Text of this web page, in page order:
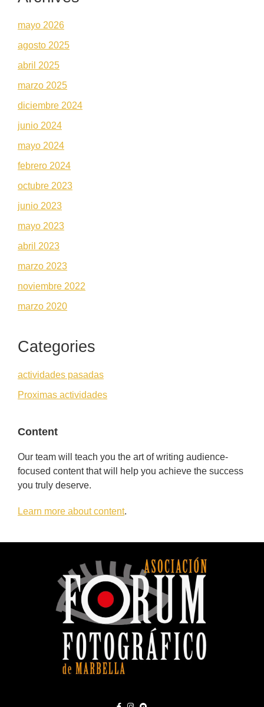
mayo 2026
agosto 2025
abril 2025
marzo 2025
diciembre 2024
junio 2024
mayo 2024
febrero 2024
octubre 2023
junio 2023
mayo 2023
abril 2023
marzo 2023
noviembre 2022
marzo 2020
Categories
actividades pasadas
Proximas actividades
Content
Our team will teach you the art of writing audience-
focused content that will help you achieve the success
you truly deserve.
Learn more about content.